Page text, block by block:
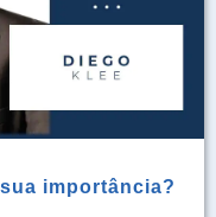
importância?